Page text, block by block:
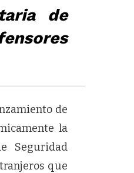
de
de
la
Seguridad
que